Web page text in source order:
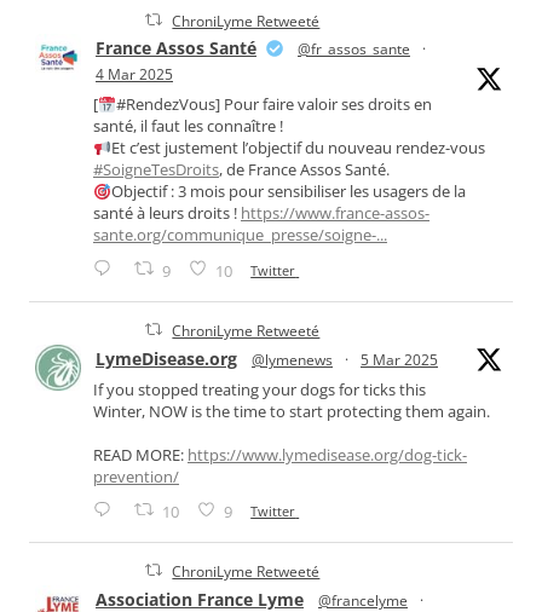
ChroniLyme Retweeté
France Assos Santé @fr_assos_sante
·
4 Mar 2025
[
#RendezVous] Pour faire valoir ses droits en
santé, il faut les connaître !
Et c’est justement l’objectif du nouveau rendez-vous
#SoigneTesDroits, de France Assos Santé.
Objectif : 3 mois pour sensibiliser les usagers de la
santé à leurs droits ! https://www.france-assos-
sante.org/communique_presse/soigne-...
9 10 Twitter
ChroniLyme Retweeté
LymeDisease.org @lymenews · 5 Mar 2025
If you stopped treating your dogs for ticks this
Winter, NOW is the time to start protecting them again.
READ MORE: https://www.lymedisease.org/dog-tick-
prevention/
10 9 Twitter
ChroniLyme Retweeté
Association France Lyme @francelyme
·